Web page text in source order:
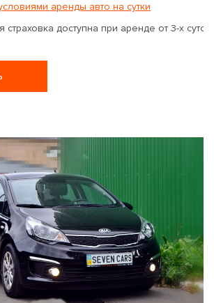
аренды авто на сутки
доступна при аренде от 3-х суток